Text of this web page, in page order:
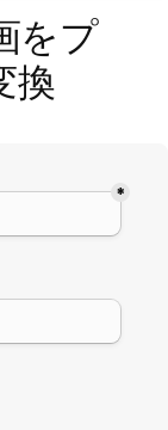
をプ
換